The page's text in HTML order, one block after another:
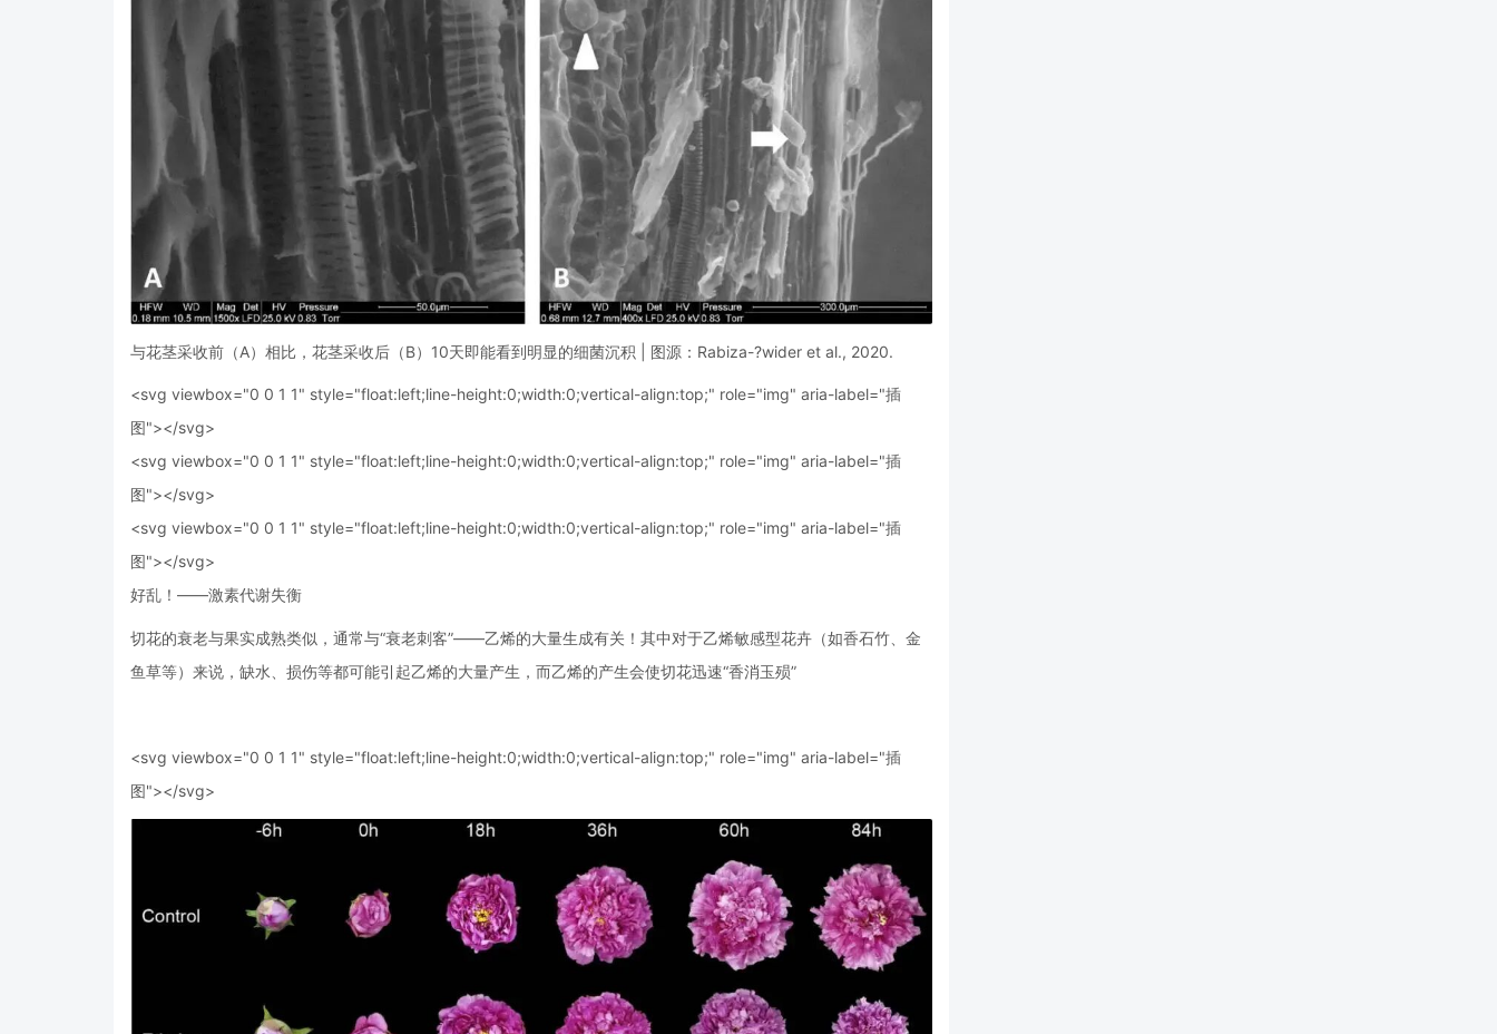
与花茎采收前（A）相比，花茎采收后（B）10天即能看到明显的细菌沉积 | 图源：Rabiza-?wider et al., 2020.
<svg viewbox="0 0 1 1" style="float:left;line-height:0;width:0;vertical-align:top;" role="img" aria-label="插
图"></svg>
<svg viewbox="0 0 1 1" style="float:left;line-height:0;width:0;vertical-align:top;" role="img" aria-label="插
图"></svg>
<svg viewbox="0 0 1 1" style="float:left;line-height:0;width:0;vertical-align:top;" role="img" aria-label="插
图"></svg>
好乱！——激素代谢失衡
切花的衰老与果实成熟类似，通常与“衰老刺客”——乙烯的大量生成有关！其中对于乙烯敏感型花卉（如香石竹、金
鱼草等）来说，缺水、损伤等都可能引起乙烯的大量产生，而乙烯的产生会使切花迅速“香消玉殒”
<svg viewbox="0 0 1 1" style="float:left;line-height:0;width:0;vertical-align:top;" role="img" aria-label="插
图"></svg>